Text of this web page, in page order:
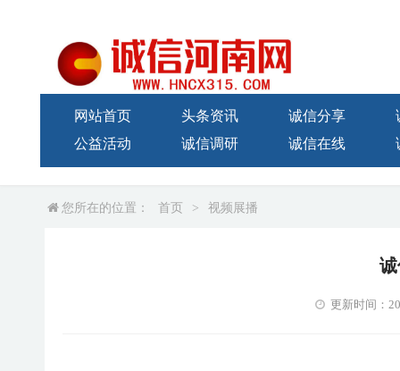
网站首页 头条资讯 诚信分享
公益活动
诚信调研 诚信在线
您所在的位置： 首页 > 视频展播
更新时间：